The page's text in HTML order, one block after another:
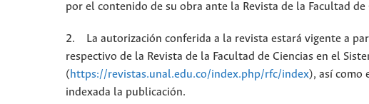
por el contenido de su obra ante la Revista de la Facultad
2. La autorización conferida a la revista estará vigente a
respectivo de la Revista de la Facultad de Ciencias en el
(https://revistas.unal.edu.co/index.php/rfc/index), así como
indexada la publicación.